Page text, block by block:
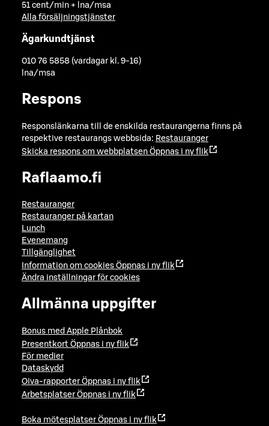
51 cent/min + lna/msa
Alla försäljningstjänster
Ägarkundtjänst
010 76 5858 (vardagar kl. 9-16)
lna/msa
Respons
Responslänkarna till de enskilda restaurangerna finns på
respektive restaurangs webbsida: Restauranger
Skicka respons om webbplatsen Öppnas i ny flik
Raflaamo.fi
Restauranger
Restauranger på kartan
Lunch
Evenemang
Tillgänglighet
Information om cookies Öppnas i ny flik
Ändra inställningar för cookies
Allmänna uppgifter
Bonus med Apple Plånbok
Presentkort Öppnas i ny flik
För medier
Dataskydd
Oiva-rapporter Öppnas i ny flik
Arbetsplatser Öppnas i ny flik
Boka mötesplatser Öppnas i ny flik